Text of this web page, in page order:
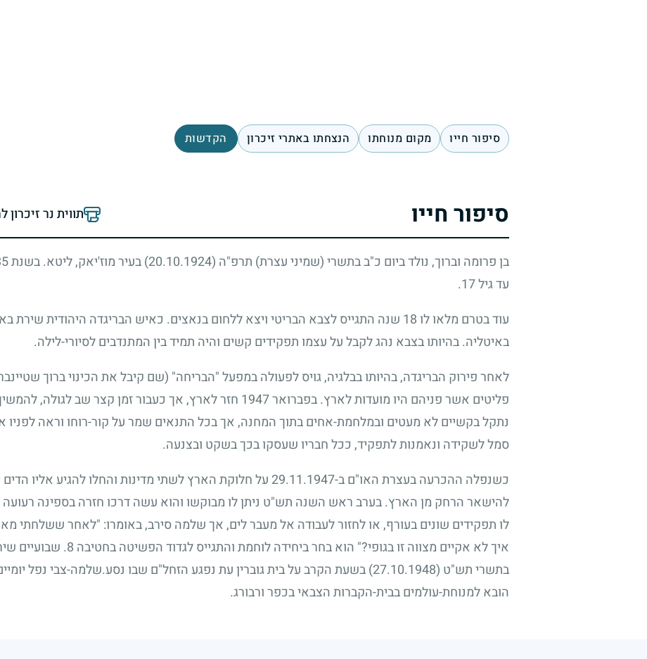
סיפור חייו מקום מנוחתו הנצחתו באתרי זיכרון הקדשות
סיפור חייו תווית נר
בן פרומה וברוך, נולד ביום כ"ב בתשרי (שמיני עצרת) תרפ"ה (20.10.1924) בעיר מוז'יאק, ליטא. בשנת
עד גיל17
.
עוד בטרם מלאו לו 18 שנה התגייס לצבא הבריטי ויצא ללחום בנאצים. כאיש הבריגדה היהודית שירת
באיטליה. בהיותו בצבא נהג לקבל על עצמו תפקידים קשים והיה תמיד בין המתנדבים לסיורי-לילה.
לאחר פירוק הבריגדה, בהיותו בבלגיה, גויס לפעולה במפעל "הבריחה" (שם קיבל את הכינוי ברוך
פליטים אשר פניהם היו מועדות לארץ. בפברואר1947 חזר לארץ, אך כעבור זמן קצר שב לגולה,
נתקל בקשיים לא מעטים ובמלחמת-אחים בתוך המחנה, אך בכל התנאים שמר על קור-רוחו וראה לפניו
סמל לשקידה ונאמנות לתפקיד, ככל חבריו שעסקו בכך בשקט ובצנעה.
כשנפלה ההכרעה בעצרת האו"ם ב-29.11.1947 על חלוקת הארץ לשתי מדינות והחלו להגיע אליו
להישאר הרחק מן הארץ. בערב ראש השנה תש"ט ניתן לו מבוקשו והוא עשה דרכו חזרה בספינה רעועה
לו תפקידים שונים בעורף, או לחזור לעבודה אל מעבר לים, אך שלמה סירב, באומרו: "לאחר ששלחתי
איך לא אקיים מצווה זו בגופי?" הוא בחר ביחידה לוחמת והתגייס לגדוד הפשיטה בחטיבה 8. שבועיים
בתשרי תש"ט (27.10.1948) בשעת הקרב על בית גוברין עת נפגע הזחל"ם שבו נסע.שלמה-צבי נפל
הובא למנוחת-עולמים בבית-הקברות הצבאי בכפר ורבורג.